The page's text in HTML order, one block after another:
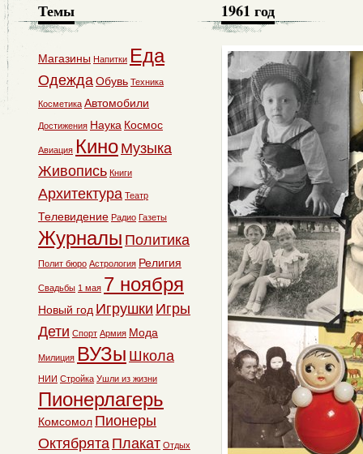
1961 год
Темы
Магазины Напитки Еда
ОдеждаОбувь Техника
Косметика Автомобили
Достижения Наука Космос
Авиация Кино Музыка
Живопись Книги
Архитектура Театр
Телевидение Радио Газеты
Журналы Политика
Полит бюро Астрология Религия
Свадьбы 1 мая 7 ноября
Новый год Игрушки Игры
Дети Спорт Армия Мода
Милиция ВУЗы Школа
НИИ Стройка Ушли из жизни
Пионерлагерь
Комсомол Пионеры
Октябрята Плакат Отдых